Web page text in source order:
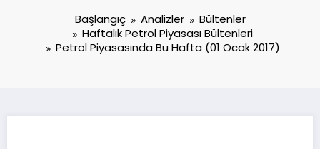
Başlangıç Analizler
Bültenler
Haftalık Petrol Piyasası Bültenleri
Petrol Piyasasında Bu Hafta (01 Ocak 2017)